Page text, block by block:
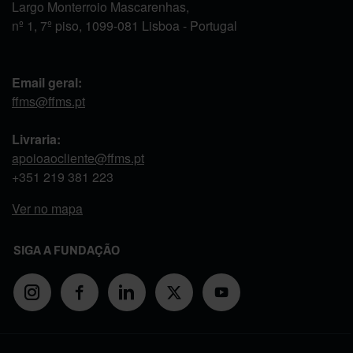
Largo Monterroio Mascarenhas,
nº 1, 7º piso, 1099-081 Lisboa - Portugal
Email geral:
ffms@ffms.pt
Livraria:
apoioaocliente@ffms.pt
+351 219 381 223
Ver no mapa
SIGA A FUNDAÇÃO